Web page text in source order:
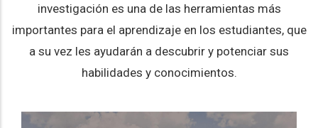
investigación es una de las herramientas más
importantes para el aprendizaje en los estudiantes, que
a su vez les ayudarán a descubrir y potenciar sus
habilidades y conocimientos.